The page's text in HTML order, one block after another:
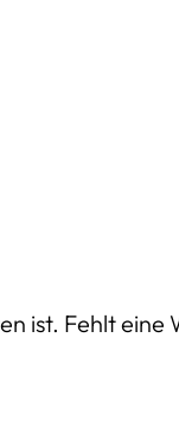
ist. Fehlt eine